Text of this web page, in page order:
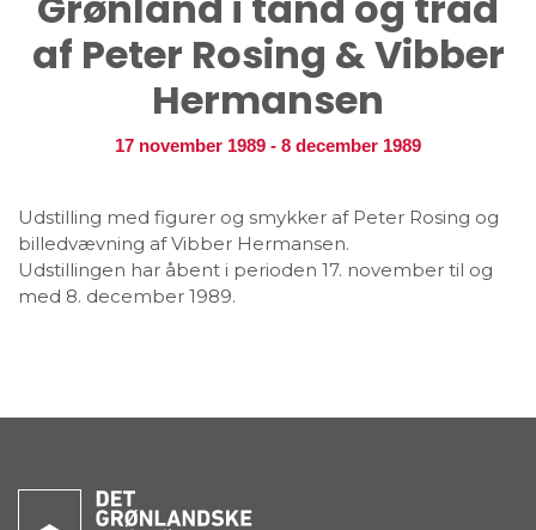
af Peter Rosing & Vibber
Hermansen
17 november 1989 - 8 december 1989
Udstilling med figurer og smykker af Peter Rosing og
billedvævning af Vibber Hermansen.
Udstillingen har åbent i perioden 17. november til og
med 8. december 1989.